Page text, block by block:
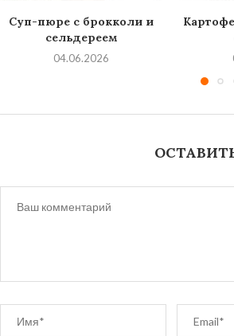
Суп-пюре с брокколи и
сельдереем
04.06.2026